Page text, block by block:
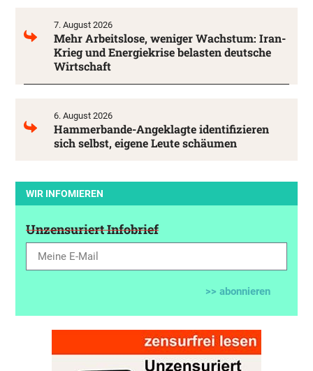
7. August 2026
Mehr Arbeitslose, weniger Wachstum: Iran-
Krieg und Energiekrise belasten deutsche
Wirtschaft
6. August 2026
Hammerbande-Angeklagte identifizieren
sich selbst, eigene Leute schäumen
WIR INFOMIEREN
Unzensuriert Infobrief
>> abonnieren